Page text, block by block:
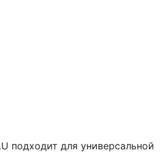
подходит для универсальной